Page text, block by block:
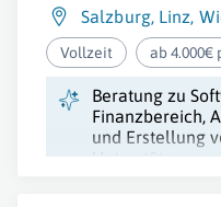
Salzburg, Linz
Vollzeit ab 4.000€
Beratung zu
Finanzbereich,
und Erstellung
Unterstützung